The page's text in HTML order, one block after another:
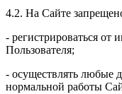
4.2. На Сайте
- регистрироваться от
Пользователя;
- осуществлять любые
нормальной работы